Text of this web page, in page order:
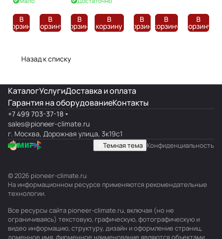
В
корзину
В
корзину
В
корзину
В
корзину
В
корзину
В
корзину
В
корзину
Назад к списку
КаталогУслугиДоставка и оплата
Гарантия на оборудованиеКонтакты
+7 499 703-37-18
sales@pioneer-climate.ru
г. Москва, Дорожная улица, 3к19с1
Темная тема Конфиденциальность
© 2026 pioneer-climate.ru
На информационном ресурсе применяются рекомендательные
технологии.
Все ресурсы сайта pioneer-climate.ru, включая (но не
ограничиваясь) текстовую, графическую, фотографическую и
видео информацию, структуру, дизайн и оформление страниц,
доменное имя, фирменное наименование являются объектами